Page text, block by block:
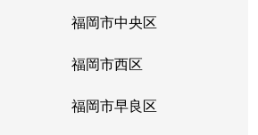
福岡市中央区
福岡市西区
福岡市早良区